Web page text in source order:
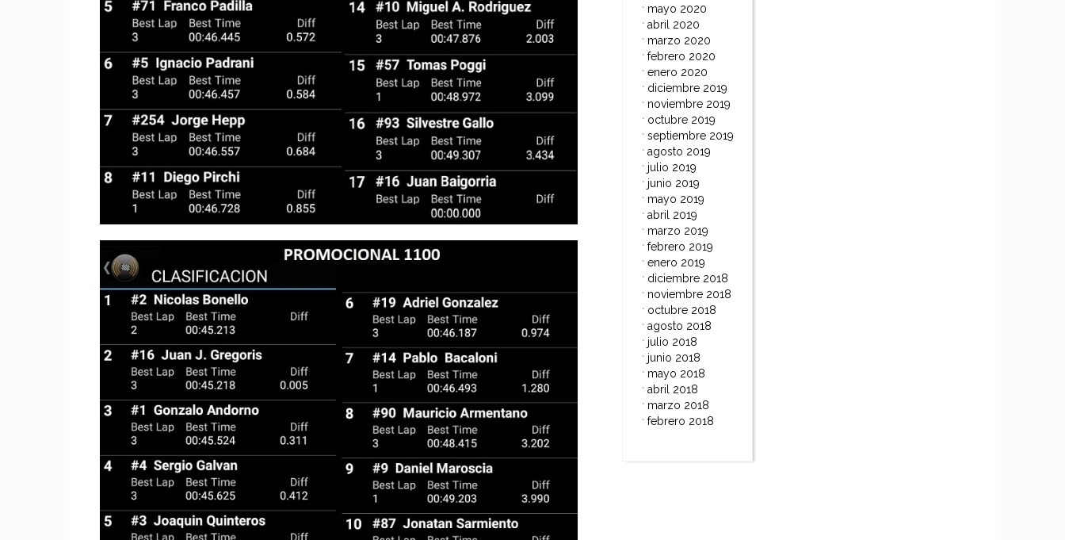
mayo 2020
abril 2020
marzo 2020
febrero 2020
enero 2020
diciembre 2019
noviembre 2019
octubre 2019
septiembre 2019
agosto 2019
julio 2019
junio 2019
mayo 2019
abril 2019
marzo 2019
febrero 2019
enero 2019
diciembre 2018
noviembre 2018
octubre 2018
agosto 2018
julio 2018
junio 2018
mayo 2018
abril 2018
marzo 2018
febrero 2018